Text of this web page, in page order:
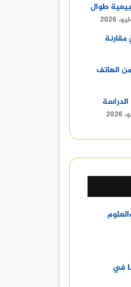
طوال
الهاتف
في